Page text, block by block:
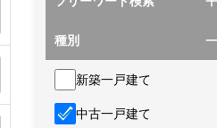
種別
新築一戸建て
中古一戸建て